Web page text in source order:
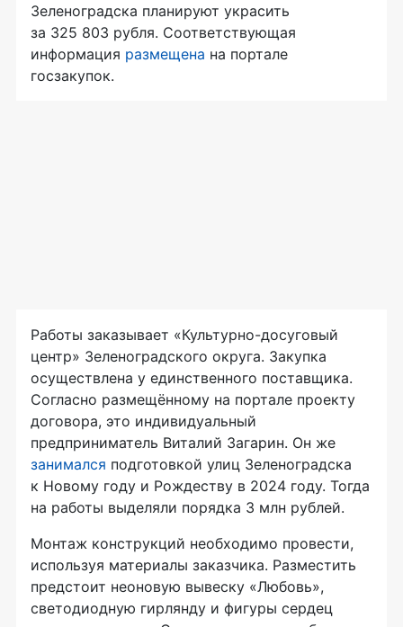
Зеленоградска планируют украсить
за 325 803 рубля. Соответствующая
информация размещена на портале
госзакупок.
Работы заказывает «Культурно-досуговый
центр» Зеленоградского округа. Закупка
осуществлена у единственного поставщика.
Согласно размещённому на портале проекту
договора, это индивидуальный
предприниматель Виталий Загарин. Он же
занимался подготовкой улиц Зеленоградска
к Новому году и Рождеству в 2024 году. Тогда
на работы выделяли порядка 3 млн рублей.
Монтаж конструкций необходимо провести,
используя материалы заказчика. Разместить
предстоит неоновую вывеску «Любовь»,
светодиодную гирлянду и фигуры сердец